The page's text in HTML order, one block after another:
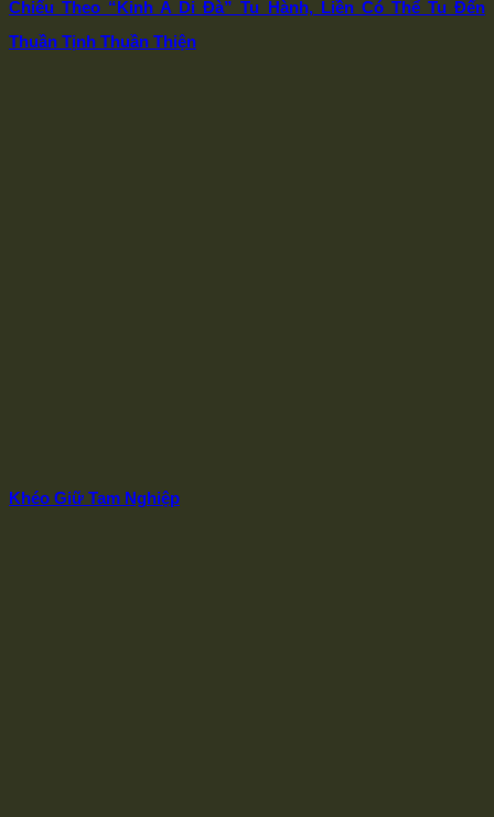
Chiếu Theo “Kinh A Di Đà” Tu Hành, Liền Có Thể Tu Đến
Thuần Tịnh Thuần Thiện
Khéo Giữ Tam Nghiệp